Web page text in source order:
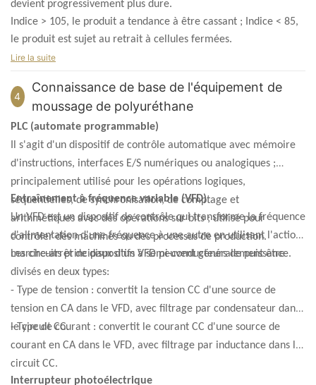
devient progressivement plus dure.
Indice > 105, le produit a tendance à être cassant ; Indice < 85,
le produit est sujet au retrait à cellules fermées.
Lire la suite
4
Connaissance de base de l'équipement de
moussage de polyuréthane
PLC (automate programmable)
Il s'agit d'un dispositif de contrôle automatique avec mémoire
d'instructions, interfaces E/S numériques ou analogiques ;
principalement utilisé pour les opérations logiques,
séquentielles, de synchronisation, de comptage et
arithmétiques avec des opérations sur bits ; utilisé pour
contrôler des machines ou des processus de production.
Entraînement à fréquence variable (VFD)
Un VFD est un dispositif de contrôle qui transforme la fréquence
d'alimentation d'une fréquence à une autre en utilisant l'action
marche-arrêt de dispositifs à semi-conducteurs de puissance.
Les circuits principaux d'un VFD peuvent généralement être
divisés en deux types:
- Type de tension : convertit la tension CC d'une source de
tension en CA dans le VFD, avec filtrage par condensateur dans
le circuit CC.
- Type de courant : convertit le courant CC d'une source de
courant en CA dans le VFD, avec filtrage par inductance dans le
circuit CC.
Interrupteur photoélectrique